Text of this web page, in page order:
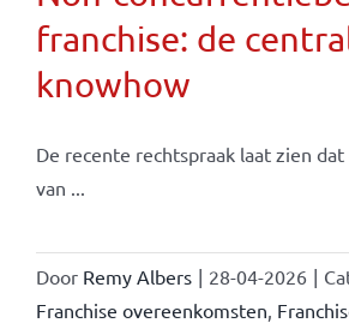
franchise: de
knowhow
De recente rechtspraak laat zien
van ...
Door Remy Albers | 28-04-2026 |
Franchise overeenkomsten